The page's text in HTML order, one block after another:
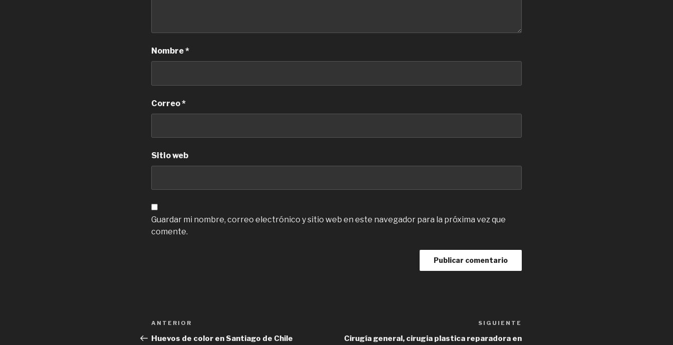
Nombre*
Correo*
Sitio web
Guardar mi nombre, correo electrónico y sitio web en este navegador para la próxima vez que
comente.
Navegación
de
Previous
Post
ANTERIOR
Huevos de color en Santiago de Chile
Post
SIGUIENTE
Cirugía general, cirugia plastica reparadora en